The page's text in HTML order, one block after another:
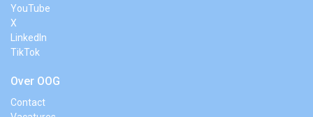
YouTube
X
LinkedIn
TikTok
Over OOG
Contact